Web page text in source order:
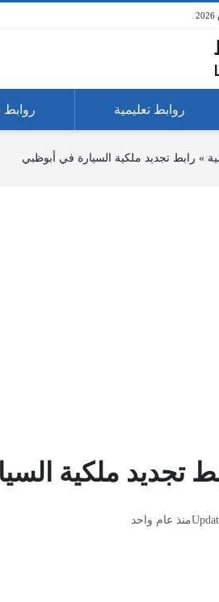
روابط تعليمية روابط
» رابط تجديد ملكية السيارة في أبوظبي
تجديد ملكية
منذ عام واحد